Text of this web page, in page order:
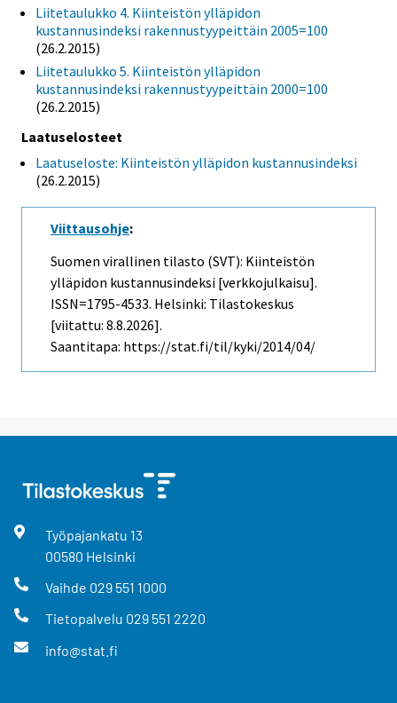
Liitetaulukko 4. Kiinteistön ylläpidon
kustannusindeksi rakennustyypeittäin 2005=100
(26.2.2015)
Liitetaulukko 5. Kiinteistön ylläpidon
kustannusindeksi rakennustyypeittäin 2000=100
(26.2.2015)
Laatuselosteet
Laatuseloste: Kiinteistön ylläpidon kustannusindeksi
(26.2.2015)
Viittausohje:
Suomen virallinen tilasto (SVT): Kiinteistön
ylläpidon kustannusindeksi [verkkojulkaisu].
ISSN=1795-4533. Helsinki: Tilastokeskus
[viitattu: 8.8.2026].
Saantitapa: https://stat.fi/til/kyki/2014/04/
Työpajankatu 13
00580 Helsinki
Vaihde 029 551 1000
Tietopalvelu 029 551 2220
info@stat.fi